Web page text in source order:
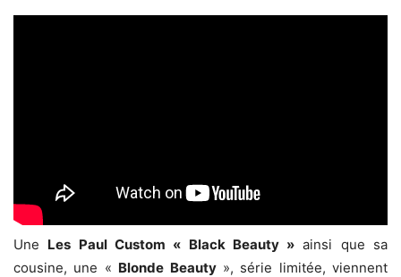
Une Les Paul Custom « Black Beauty » ainsi que sa
cousine, une « Blonde Beauty», série limitée, viennent